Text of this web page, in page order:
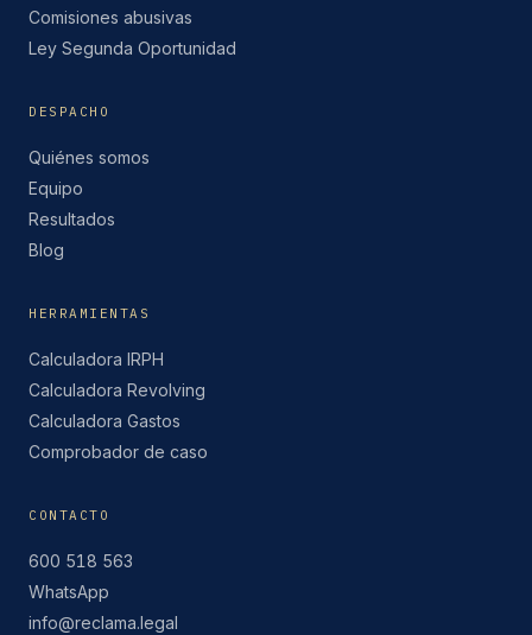
Comisiones abusivas
Ley Segunda Oportunidad
DESPACHO
Quiénes somos
Equipo
Resultados
Blog
HERRAMIENTAS
Calculadora IRPH
Calculadora Revolving
Calculadora Gastos
Comprobador de caso
CONTACTO
600 518 563
WhatsApp
info@reclama.legal